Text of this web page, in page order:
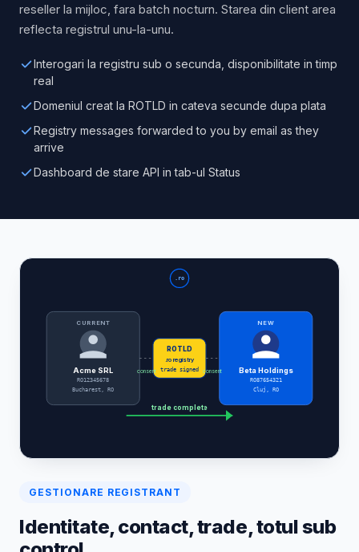
reseller la mijloc, fara batch nocturn. Starea din client area
reflecta registrul unu-la-unu.
Interogari la registru sub o secunda, disponibilitate in timp
real
Domeniul creat la ROTLD in cateva secunde dupa plata
Registry messages forwarded to you by email as they
arrive
Dashboard de stare API in tab-ul Status
GESTIONARE REGISTRANT
Identitate, contact, trade, totul sub
CURRENT
Acme SRL
RO12345678
Bucharest, RO
ROTLD
.ro registry
trade signed
NEW
Beta Holdings
RO87654321
Cluj, RO
consent consent
trade complete
.ro